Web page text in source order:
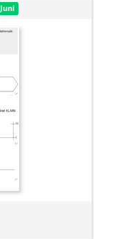
Juni